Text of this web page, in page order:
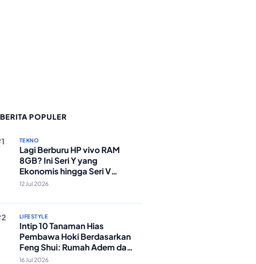
BERITA POPULER
TEKNO
Lagi Berburu HP vivo RAM
8GB? Ini Seri Y yang
Ekonomis hingga Seri V
Berstandar Militer!
12 Jul 2026
LIFESTYLE
Intip 10 Tanaman Hias
Pembawa Hoki Berdasarkan
Feng Shui: Rumah Adem dan
Rezeki Lancar!
16 Jul 2026